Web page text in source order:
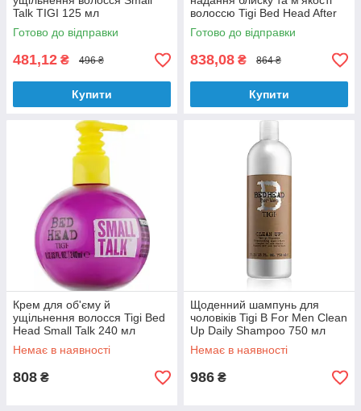
Talk TIGI 125 мл
Готово до відправки
481,12 ₴ 496 ₴
Купити
волоссю Tigi Bed Head After
Party 100 мл
Готово до відправки
838,08 ₴ 864 ₴
Купити
Крем для об'єму й
ущільнення волосся Tigi Bed
Head Small Talk 240 мл
Немає в наявності
808 ₴
Щоденний шампунь для
чоловіків Tigi B For Men Clean
Up Daily Shampoo 750 мл
Немає в наявності
986 ₴